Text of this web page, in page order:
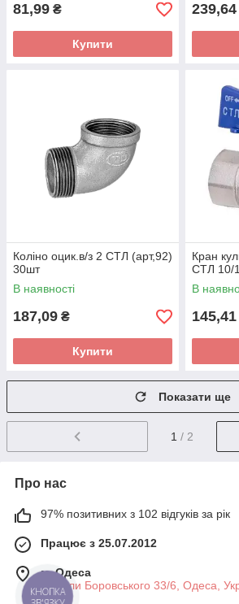
81,99 ₴
Купити
239,64
Коліно оцик.в/з 2 СТЛ (арт,92)
30шт
В наявності
187,09 ₴
Купити
Кран
СТЛ 10/
В
145,41
Показати ще
1 / 2
Про нас
97% позитивних з 102 відгуків за рік
Працює з 25.07.2012
м. Одеса
Миколи Боровського 33/6, Одеса,
КНОПКА